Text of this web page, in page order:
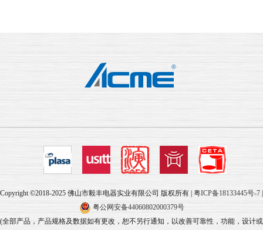
Copyright ©2018-2025 佛山市毅丰电器实业有限公司 版权所有 | 粤ICP备18133445号-7 |
粤公网安备44060802000379号
(全部产品，产品规格及数据如有更改，恕不另行通知，以改善可靠性，功能，设计或